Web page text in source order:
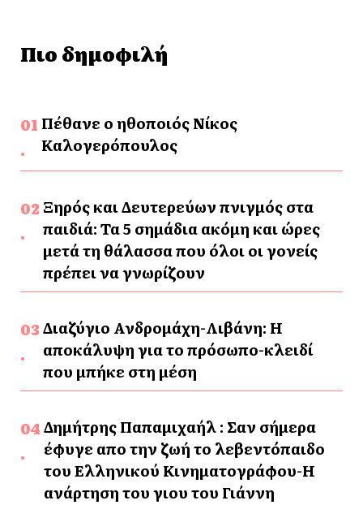
Πιο δημοφιλή
Πέθανε ο ηθοποιός Νίκος
Καλογερόπουλος
Ξηρός και Δευτερεύων πνιγμός στα
παιδιά: Τα 5 σημάδια ακόμη και ώρες
μετά τη θάλασσα που όλοι οι γονείς
πρέπει να γνωρίζουν
Διαζύγιο Ανδρομάχη-Λιβάνη: Η
αποκάλυψη για το πρόσωπο-κλειδί
που μπήκε στη μέση
Δημήτρης Παπαμιχαήλ : Σαν σήμερα
έφυγε απο την ζωή το λεβεντόπαιδο
του Ελληνικού Κινηματογράφου-Η
ανάρτηση του γιου του Γιάννη